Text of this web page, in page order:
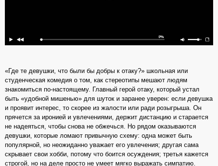
«Где те девушки, что были бы добры к отаку?» школьная или
студенческая комедия о том, как стереотипы мешают людям
знакомиться по-настоящему. Главный герой отаку, который устал
быть «удобной мишенью» для шуток и заранее уверен: если девушка
и проявит интерес, то скорее из жалости или ради розыгрыша. Он
прячется за иронией и увлечениями, держит дистанцию и старается
не надеяться, чтобы снова не обжечься. Но рядом оказываются
девушки, которые ломают привычную схему: одна может быть
популярной, но неожиданно уважает его увлечения; другая сама
скрывает свои хобби, потому что боится осуждения; третья кажется
строгой, но на деле просто не умеет мягко выражать симпатию.